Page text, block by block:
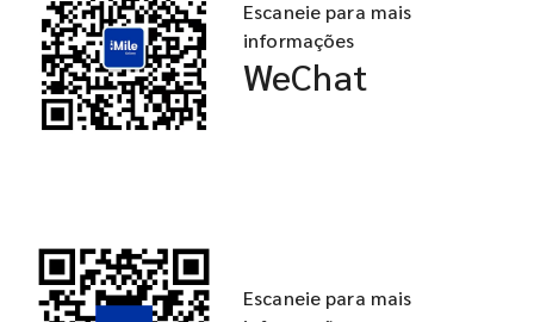
Escaneie para mais
informações
WeChat
Escaneie para mais